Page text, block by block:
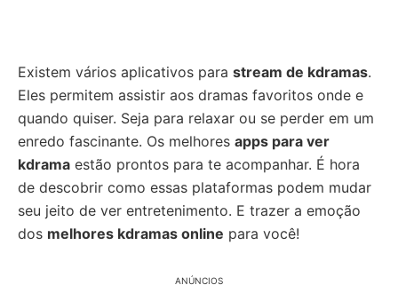
Existem vários aplicativos para stream de kdramas.
Eles permitem assistir aos dramas favoritos onde e
quando quiser. Seja para relaxar ou se perder em um
enredo fascinante. Os melhores apps para ver
kdrama estão prontos para te acompanhar. É hora
de descobrir como essas plataformas podem mudar
seu jeito de ver entretenimento. E trazer a emoção
dos melhores kdramas online para você!
ANÚNCIOS